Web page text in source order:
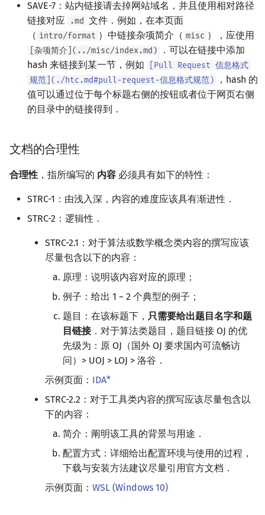
SAVE-7：站内链接请去掉网站域名，并且使用相对路径
链接对应
.md 文件．例如，在本页面
（ intro/format ）中链接杂项简介（ misc ），应使用
[杂项简介](../misc/index.md)
．可以在链接中添加
hash 来链接到某一节，例如
[Pull Request 信息格式
规范](./htc.md#pull-request-信息格式规范)
，hash 的
值可以通过位于每个标题右侧的按钮或者位于网页右侧
的目录中的链接得到．
文档的合理性
合理性 ，指所编写的 内容 必须具有如下的特性：
STRC-1：由浅入深，内容的难度应该具有渐进性．
STRC-2：逻辑性．
STRC-2.1：对于算法或数学概念类内容的撰写应该
尽量包含以下的内容：
原理：说明该内容对应的原理；
例子：给出 1 ~ 2 个典型的例子；
题目：在该标题下， 只需要给出题目名字和题
目链接．对于算法类题目，题目链接 OJ 的优
先级为：原 OJ（国外 OJ 要求国内可流畅访
问）> UOJ > LOJ > 洛谷．
示例页面： IDA*
STRC-2.2：对于工具类内容的撰写应该尽量包含以
下的内容：
简介：阐明该工具的背景与用途．
配置方式：详细给出配置环境与使用的过程，
下载与安装方法建议尽量引用官方文档．
示例页面： WSL (Windows 10)